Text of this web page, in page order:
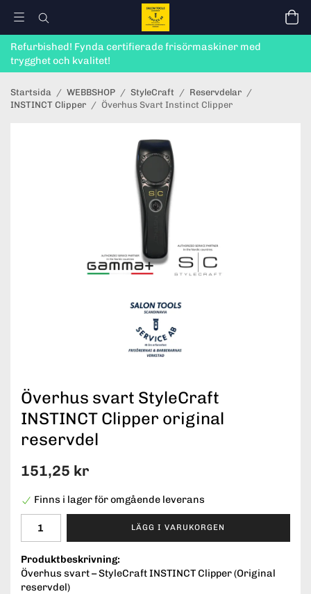
Refurbished! Fynda certifierade frisörmaskiner med
trygghet och kvalitet!
Startsida / WEBBSHOP / StyleCraft / Reservdelar /
INSTINCT Clipper / Överhus Svart Instinct Clipper
Överhus svart StyleCraft
INSTINCT Clipper original
reservdel
151,25 kr
Finns i lager för omgående leverans
LÄGG I VARUKORGEN
Produktbeskrivning:
Överhus svart – StyleCraft INSTINCT Clipper (Original
reservdel)